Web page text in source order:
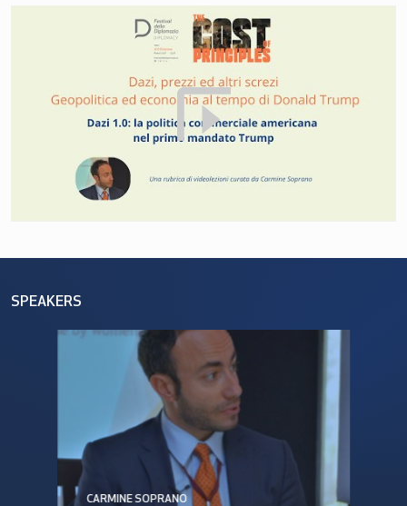
SPEAKERS
CARMINE SOPRANO